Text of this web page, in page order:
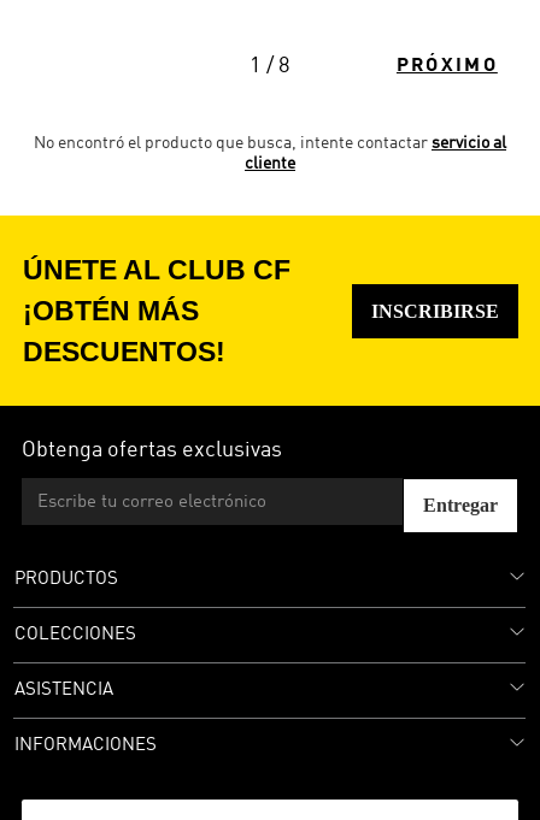
1 / 8 PRÓXIMO
No encontró el producto que busca, intente contactar servicio al
cliente
ÚNETE AL CLUB CF
¡OBTÉN MÁS
DESCUENTOS!
INSCRIBIRSE
Obtenga ofertas exclusivas
Entregar
PRODUCTOS
COLECCIONES
ASISTENCIA
INFORMACIONES